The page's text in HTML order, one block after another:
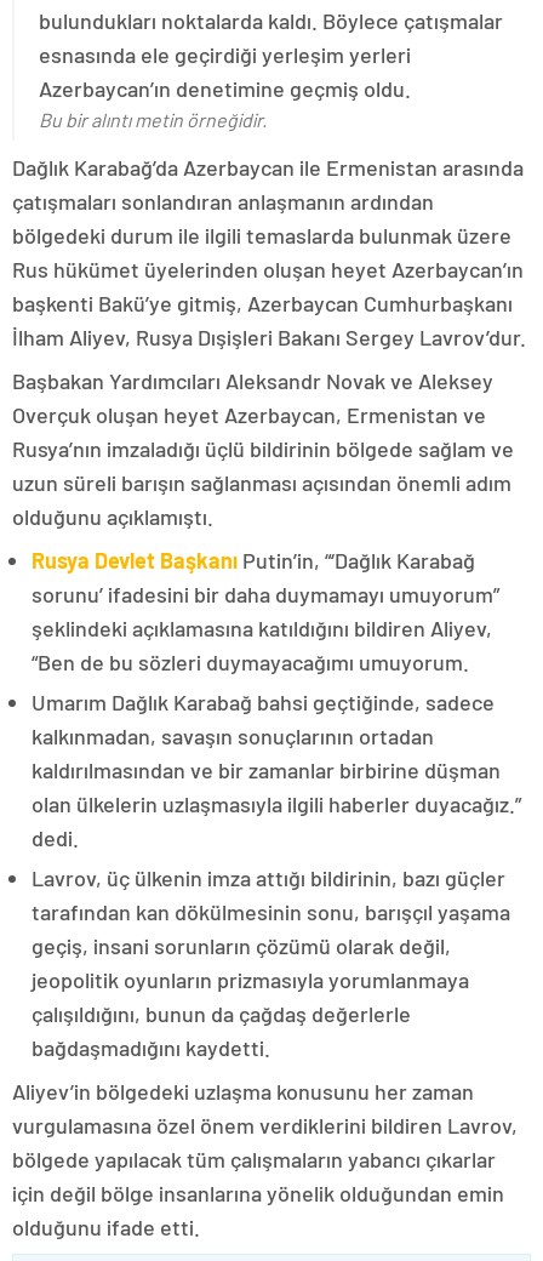
bulundukları noktalarda kaldı. Böylece çatışmalar
esnasında ele geçirdiği yerleşim yerleri
Azerbaycan’ın denetimine geçmiş oldu.
Bu bir alıntı metin örneğidir.
Dağlık Karabağ’da Azerbaycan ile Ermenistan arasında
çatışmaları sonlandıran anlaşmanın ardından
bölgedeki durum ile ilgili temaslarda bulunmak üzere
Rus hükümet üyelerinden oluşan heyet Azerbaycan’ın
başkenti Bakü’ye gitmiş, Azerbaycan Cumhurbaşkanı
İlham Aliyev, Rusya Dışişleri Bakanı Sergey Lavrov’dur.
Başbakan Yardımcıları Aleksandr Novak ve Aleksey
Overçuk oluşan heyet Azerbaycan, Ermenistan ve
Rusya’nın imzaladığı üçlü bildirinin bölgede sağlam ve
uzun süreli barışın sağlanması açısından önemli adım
olduğunu açıklamıştı.
Rusya Devlet Başkanı Putin’in, “‘Dağlık Karabağ
sorunu’ ifadesini bir daha duymamayı umuyorum”
şeklindeki açıklamasına katıldığını bildiren Aliyev,
“Ben de bu sözleri duymayacağımı umuyorum.
Umarım Dağlık Karabağ bahsi geçtiğinde, sadece
kalkınmadan, savaşın sonuçlarının ortadan
kaldırılmasından ve bir zamanlar birbirine düşman
olan ülkelerin uzlaşmasıyla ilgili haberler duyacağız.”
dedi.
Lavrov, üç ülkenin imza attığı bildirinin, bazı güçler
tarafından kan dökülmesinin sonu, barışçıl yaşama
geçiş, insani sorunların çözümü olarak değil,
jeopolitik oyunların prizmasıyla yorumlanmaya
çalışıldığını, bunun da çağdaş değerlerle
bağdaşmadığını kaydetti.
Aliyev’in bölgedeki uzlaşma konusunu her zaman
vurgulamasına özel önem verdiklerini bildiren Lavrov,
bölgede yapılacak tüm çalışmaların yabancı çıkarlar
için değil bölge insanlarına yönelik olduğundan emin
olduğunu ifade etti.